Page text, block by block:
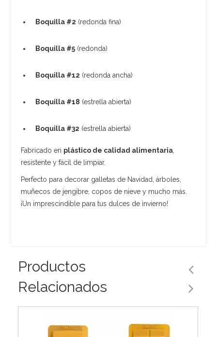
Boquilla #2 (redonda fina)
Boquilla #5 (redonda)
Boquilla #12 (redonda ancha)
Boquilla #18 (estrella abierta)
Boquilla #32 (estrella abierta)
Fabricado en plástico de calidad alimentaria
resistente y fácil de limpiar.
Perfecto para decorar galletas de Navidad, árboles,
muñecos de jengibre, copos de nieve y mucho más.
¡Un imprescindible para tus dulces de invierno!
Productos
Relacionados